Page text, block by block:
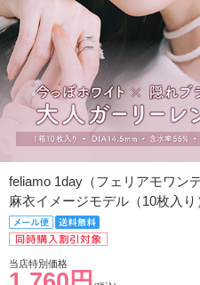
feliamo 1day（フェリアモワン
麻衣イメージモデル（10枚入り
当店特別価格